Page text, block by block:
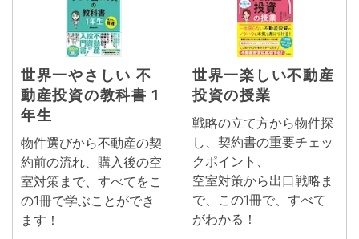
世界一やさしい 不
動産投資の教科書 1
年生
物件選びから不動産の契
約前の流れ、購入後の空
室対策まで、すべてをこ
の1冊で学ぶことができ
ます！
世界一楽しい不動産
投資の授業
戦略の立て方から物件探
し、契約書の重要チェッ
クポイント、
空室対策から出口戦略ま
で、この1冊で、すべて
がわかる！